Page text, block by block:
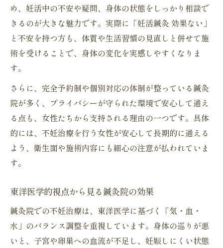
め、妊活中の不安や疑問、身体の状態をしっかり相談で
きるのが大きな魅力です。実際に「妊活鍼灸 効果ない」
と不安を持つ方も、体質や生活習慣の見直しと併せて施
術を受けることで、身体の変化を実感しやすくなりま
す。
さらに、完全予約制や個別対応の体制が整っている鍼灸
院が多く、プライバシーが守られた環境で安心して通え
る点も、女性たちから支持される理由の一つです。具体
的には、不妊治療を行う女性が安心して長期的に通える
よう、衛生面や施術内容にも細心の注意が払われていま
す。
東洋医学的視点から見る鍼灸院の効果
鍼灸院での不妊治療は、東洋医学に基づく「気・血・
水」のバランス調整を重視しています。身体の巡りが悪
いと、子宮や卵巣への血流が不足し、妊娠しにくい状態